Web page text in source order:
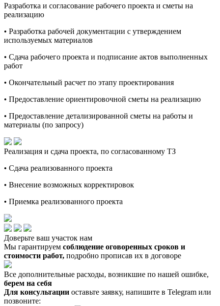
Разработка и согласование рабочего проекта и сметы на
реализацию
• Разработка рабочей документации с утверждением
используемых материалов
• Сдача рабочего проекта и подписание актов выполненных
работ
• Окончательный расчет по этапу проектирования
• Предоставление ориентировочной сметы на реализацию
• Предоставление детализированной сметы на работы и
материалы (по запросу)
Реализация и сдача проекта, по согласованному ТЗ
• Сдача реализованного проекта
• Внесение возможных корректировок
• Приемка реализованного проекта
Доверьте ваш участок нам
Мы гарантируем соблюдение оговоренных сроков и
стоимости работ, подробно прописав их в договоре
Все дополнительные расходы, возникшие по нашей ошибке,
берем на себя
Для консультации оставьте заявку, напишите в Telegram или
позвоните: